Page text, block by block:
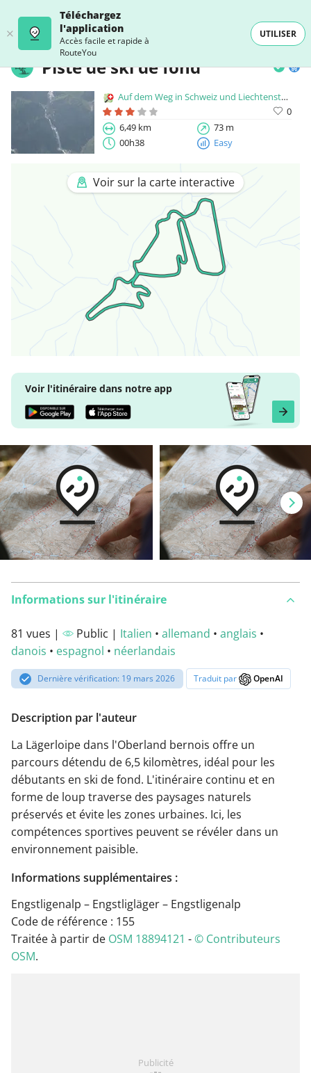
Téléchargez
l'application
Accès facile et rapide à
RouteYou
UTILISER
Piste de ski de fond
Auf dem Weg in Schweiz und Liechtenstein
0
6,49 km
73 m
00h38
Easy
Voir sur la carte interactive
Voir l'itinéraire dans notre app
Informations sur l'itinéraire
81 vues | Public | Italien • allemand • anglais •
danois • espagnol • néerlandais
Dernière vérification: 19 mars 2026 Traduit par OpenAI
Description par l'auteur
La Lägerloipe dans l'Oberland bernois offre un
parcours détendu de 6,5 kilomètres, idéal pour les
débutants en ski de fond. L'itinéraire continu et en
forme de loup traverse des paysages naturels
préservés et évite les zones urbaines. Ici, les
compétences sportives peuvent se révéler dans un
environnement paisible.
Informations supplémentaires :
Engstligenalp – Engstligläger – Engstligenalp
Code de référence : 155
Traitée à partir de OSM 18894121 -© Contributeurs
OSM.
Publicité